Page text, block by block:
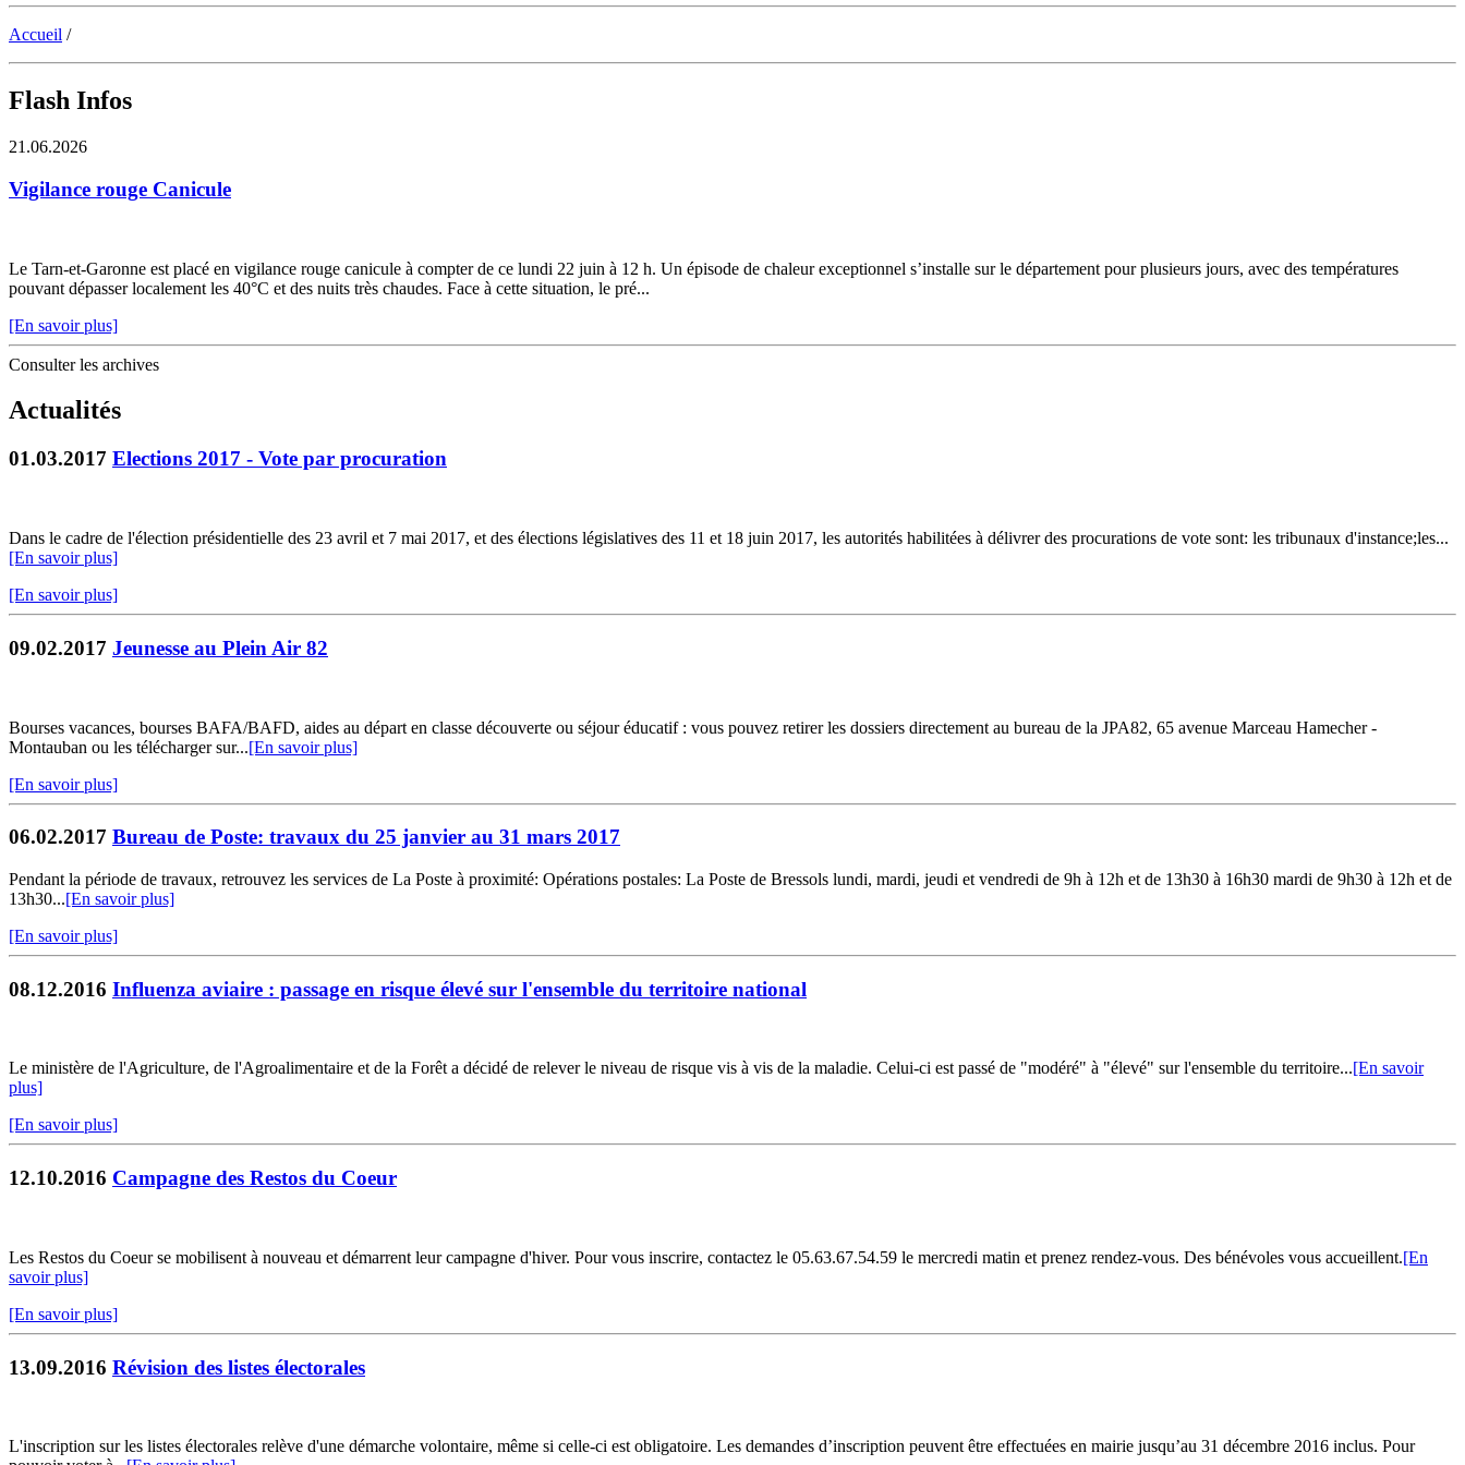
Accueil /
Flash Infos
21.06.2026
Vigilance rouge Canicule
Le Tarn-et-Garonne est placé en vigilance rouge canicule à compter de ce lundi 22 juin à 12 h. Un épisode de chaleur exceptionnel s’installe sur le département pour plusieurs jours, avec des températures
pouvant dépasser localement les 40°C et des nuits très chaudes. Face à cette situation, le pré...
[En savoir plus]
Consulter les archives
Actualités
01.03.2017 Elections 2017 - Vote par procuration
Dans le cadre de l'élection présidentielle des 23 avril et 7 mai 2017, et des élections législatives des 11 et 18 juin 2017, les autorités habilitées à délivrer des procurations de vote sont: les tribunaux d'instance;les...
[En savoir plus]
[En savoir plus]
09.02.2017 Jeunesse au Plein Air 82
Bourses vacances, bourses BAFA/BAFD, aides au départ en classe découverte ou séjour éducatif : vous pouvez retirer les dossiers directement au bureau de la JPA82, 65 avenue Marceau Hamecher -
Montauban ou les télécharger sur...[En savoir plus]
[En savoir plus]
06.02.2017 Bureau de Poste: travaux du 25 janvier au 31 mars 2017
Pendant la période de travaux, retrouvez les services de La Poste à proximité: Opérations postales: La Poste de Bressols lundi, mardi, jeudi et vendredi de 9h à 12h et de 13h30 à 16h30 mardi de 9h30 à 12h et de
13h30...[En savoir plus]
[En savoir plus]
08.12.2016 Influenza aviaire : passage en risque élevé sur l'ensemble du territoire national
Le ministère de l'Agriculture, de l'Agroalimentaire et de la Forêt a décidé de relever le niveau de risque vis à vis de la maladie. Celui-ci est passé de "modéré" à "élevé" sur l'ensemble du territoire...[En savoir
plus]
[En savoir plus]
12.10.2016 Campagne des Restos du Coeur
Les Restos du Coeur se mobilisent à nouveau et démarrent leur campagne d'hiver. Pour vous inscrire, contactez le 05.63.67.54.59 le mercredi matin et prenez rendez-vous. Des bénévoles vous accueillent.[En
savoir plus]
[En savoir plus]
13.09.2016 Révision des listes électorales
L'inscription sur les listes électorales relève d'une démarche volontaire, même si celle-ci est obligatoire. Les demandes d’inscription peuvent être effectuées en mairie jusqu’au 31 décembre 2016 inclus. Pour